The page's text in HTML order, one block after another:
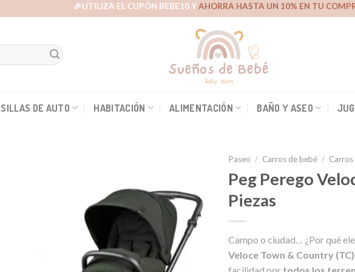
🎉UTILIZA EL CUPÓN BEBE10 YAHORRA HASTA UN 10% EN TU
SILLAS DE AUTO HABITACIÓN ALIMENTACIÓN BAÑO Y ASEO
Añadir
a la
lista de
deseos
Paseo / Carros de bebé / Carros
Peg Perego
Piezas
Campo o ciudad… ¿Por qué
Veloce Town & Country (TC)
facilidad por todos los